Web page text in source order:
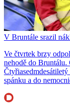
V Bruntále srazil
Ve čtvrtek brzy
nehodě do
spánku a do